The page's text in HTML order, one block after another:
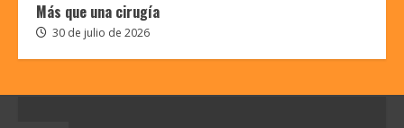
Más que una cirugía
30 de julio de 2026